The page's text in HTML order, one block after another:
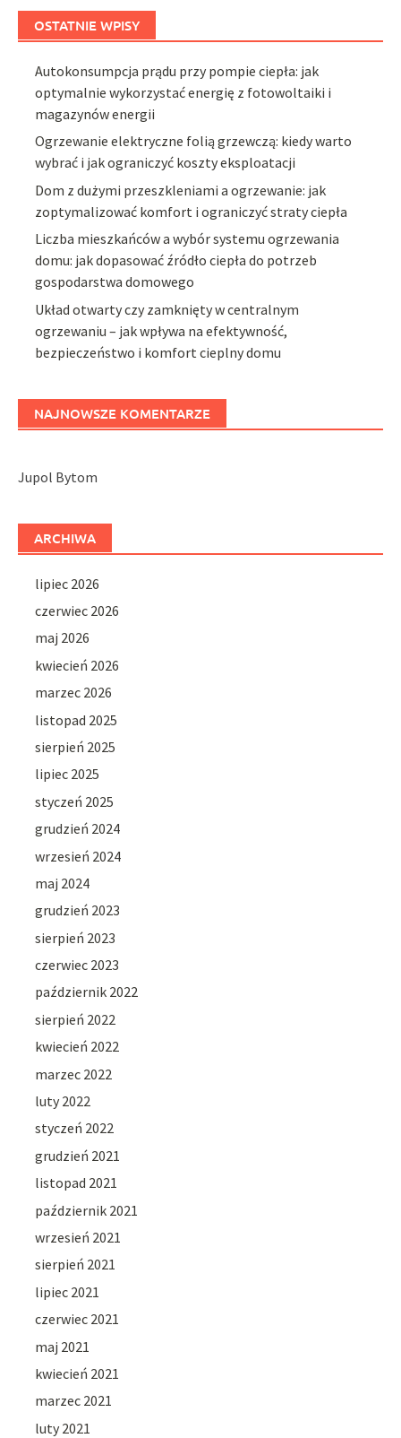
OSTATNIE WPISY
Autokonsumpcja prądu przy pompie ciepła: jak
optymalnie wykorzystać energię z fotowoltaiki i
magazynów energii
Ogrzewanie elektryczne folią grzewczą: kiedy warto
wybrać i jak ograniczyć koszty eksploatacji
Dom z dużymi przeszkleniami a ogrzewanie: jak
zoptymalizować komfort i ograniczyć straty ciepła
Liczba mieszkańców a wybór systemu ogrzewania
domu: jak dopasować źródło ciepła do potrzeb
gospodarstwa domowego
Układ otwarty czy zamknięty w centralnym
ogrzewaniu – jak wpływa na efektywność,
bezpieczeństwo i komfort cieplny domu
NAJNOWSZE KOMENTARZE
Jupol Bytom
ARCHIWA
lipiec 2026
czerwiec 2026
maj 2026
kwiecień 2026
marzec 2026
listopad 2025
sierpień 2025
lipiec 2025
styczeń 2025
grudzień 2024
wrzesień 2024
maj 2024
grudzień 2023
sierpień 2023
czerwiec 2023
październik 2022
sierpień 2022
kwiecień 2022
marzec 2022
luty 2022
styczeń 2022
grudzień 2021
listopad 2021
październik 2021
wrzesień 2021
sierpień 2021
lipiec 2021
czerwiec 2021
maj 2021
kwiecień 2021
marzec 2021
luty 2021